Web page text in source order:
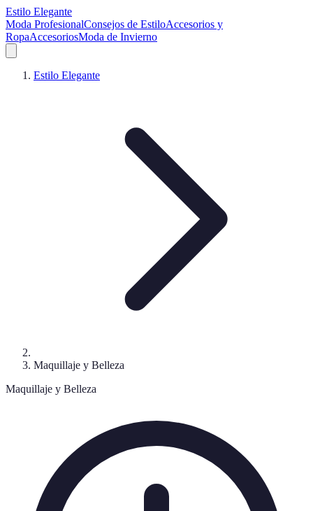
Estilo Elegante
Moda ProfesionalConsejos de EstiloAccesorios y
RopaAccesoriosModa de Invierno
Estilo Elegante
Maquillaje y Belleza
Maquillaje y Belleza